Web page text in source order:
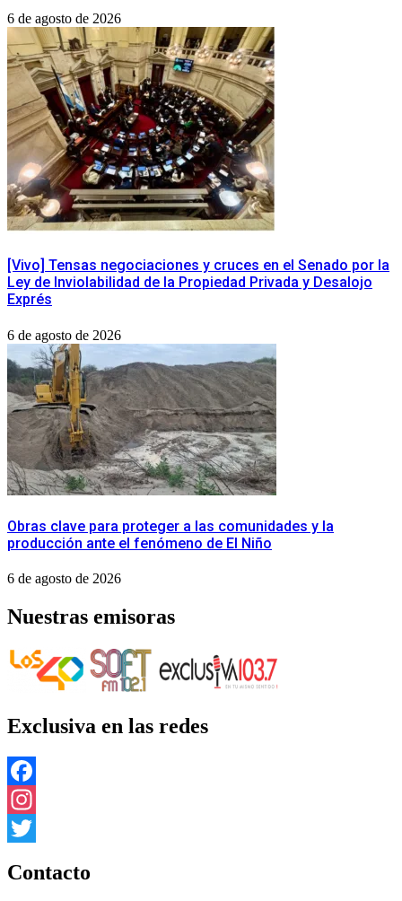
6 de agosto de 2026
[Vivo] Tensas negociaciones y cruces en el Senado por la
Ley de Inviolabilidad de la Propiedad Privada y Desalojo
Exprés
6 de agosto de 2026
Obras clave para proteger a las comunidades y la
producción ante el fenómeno de El Niño
6 de agosto de 2026
Nuestras emisoras
Exclusiva en las redes
Facebook
Instagram
Contacto